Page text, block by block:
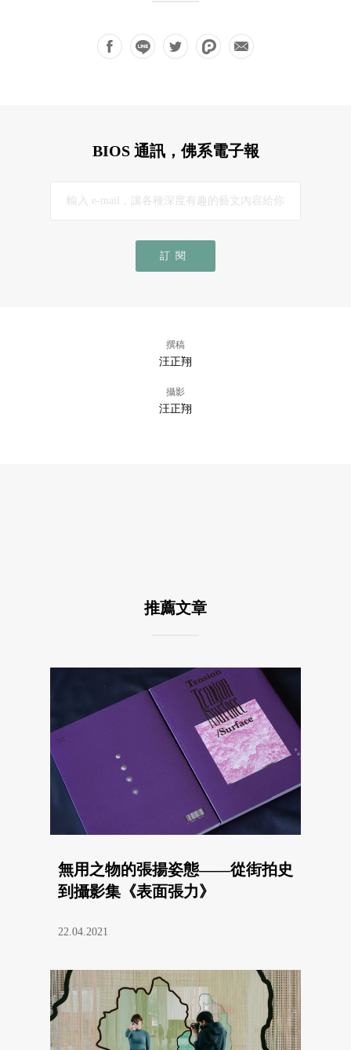
BIOS 通訊，佛系電子報
訂閱
撰稿
汪正翔
攝影
汪正翔
推薦文章
無用之物的張揚姿態——從街拍史
到攝影集《表面張力》
22.04.2021